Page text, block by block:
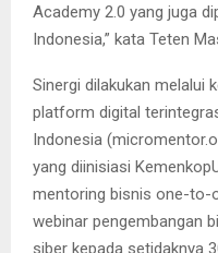
Academy 2.0 yang juga
Indonesia,” kata Teten
Sinergi dilakukan melalui
platform digital
Indonesia
yang diinisiasi
mentoring bisnis one-to-
webinar pengembangan
siber kepada setidaknya